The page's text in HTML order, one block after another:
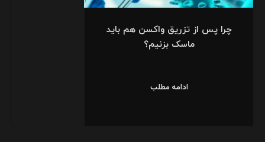
چرا پس از تزریق واکسن هم باید
ماسک بزنیم؟
ادامه مطلب